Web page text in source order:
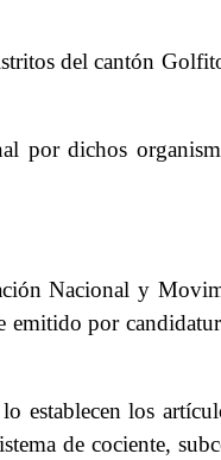
del cantón
por dichos
Nacional y
emitido por
establecen los
de cociente,